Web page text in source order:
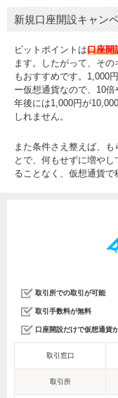
新規口座開設キャン
ビットポイントは口座開
ます。したがって、そ
もおすすめです。1,000
ー仮想通貨なので、10
年後には1,000円が
しれません。
また条件さえ整えば、
とで、何もせずに増や
ることなく、仮想通貨で
取引所での取引が可能
取引手数料が無料
口座開設だけで仮想通貨
取引窓口
取引所